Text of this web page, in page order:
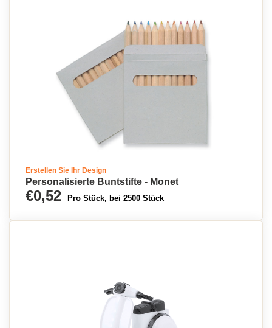
Erstellen Sie Ihr Design
Personalisierte Buntstifte - Monet
€0,52 Pro Stück, bei 2500 Stück